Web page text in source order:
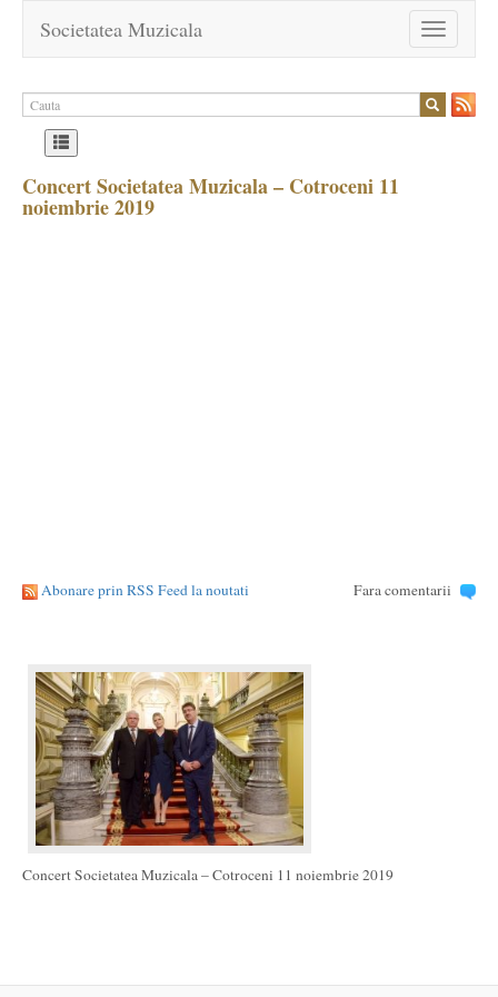
Toggle
navigation
Societatea Muzicala
Concert Societatea Muzicala – Cotroceni 11
noiembrie 2019
Abonare prin RSS Feed la noutati Fara comentarii
Concert Societatea Muzicala – Cotroceni 11 noiembrie 2019